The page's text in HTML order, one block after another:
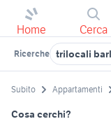
Home Cerca
Ricerche trilocali
Subito Appartamenti
Cosa cerchi?